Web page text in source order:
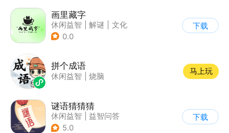
画里藏字
休闲益智 解谜
文化
| 学习教育
0.0
下载
拼个成语
休闲益智 烧脑
马上玩
谜语猜猜猜
休闲益智
益智问答
| 猜谜
5.0
下载